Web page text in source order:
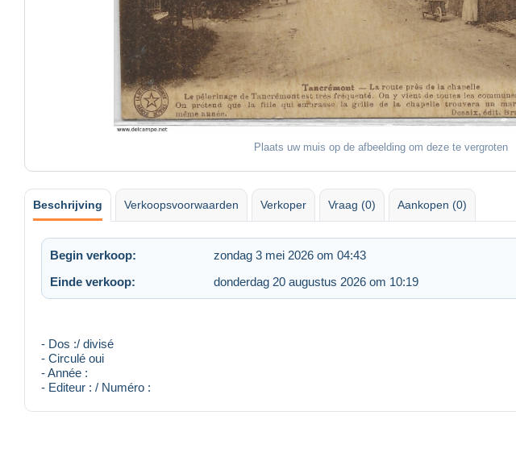
Plaats uw muis op de afbeelding om deze te vergroten
Beschrijving Verkoopsvoorwaarden Verkoper Vraag (0) Aankopen (0)
Begin verkoop: zondag 3 mei 2026 om 04:43
Einde verkoop:
donderdag 20 augustus 2026 om 10:19
- Dos :/ divisé
- Circulé oui
- Année :
- Editeur : / Numéro :